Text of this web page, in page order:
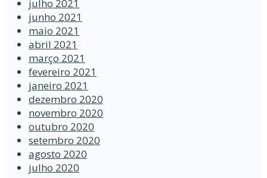
julho 2021
junho 2021
maio 2021
abril 2021
março 2021
fevereiro 2021
janeiro 2021
dezembro 2020
novembro 2020
outubro 2020
setembro 2020
agosto 2020
julho 2020